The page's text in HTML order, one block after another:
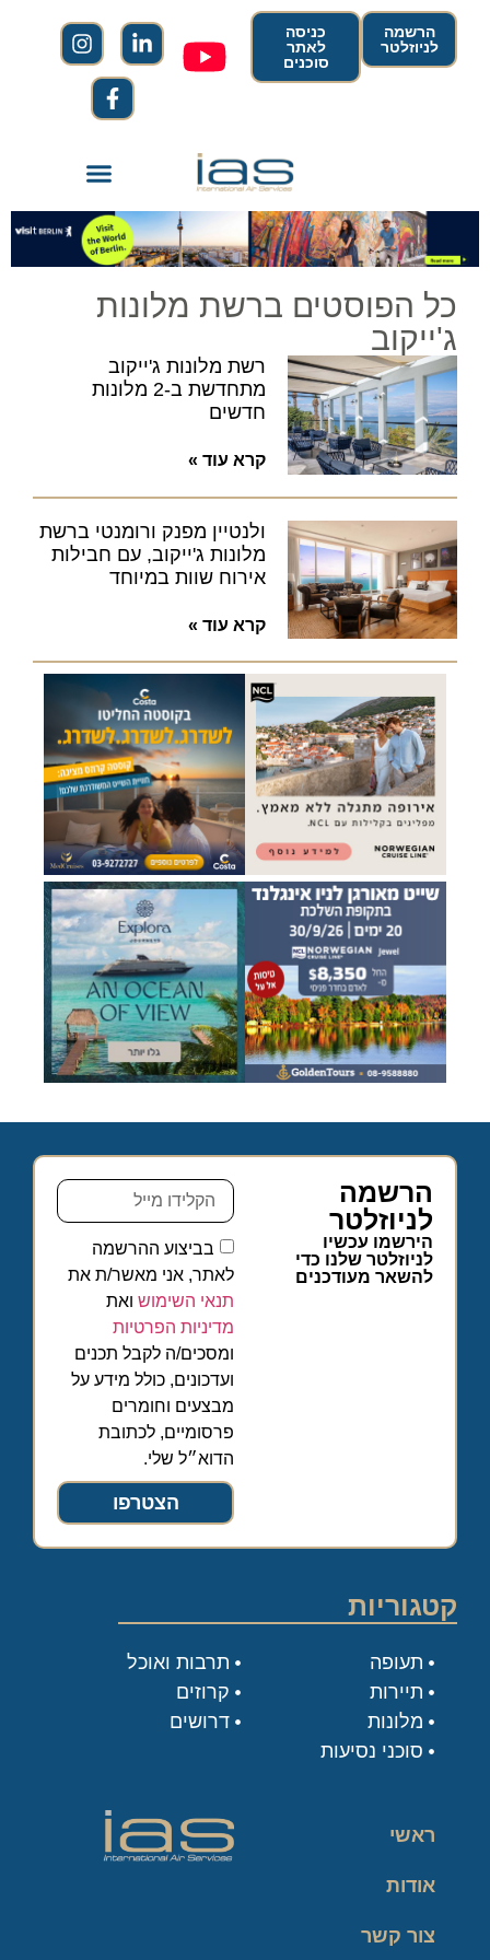
הרשמה
לניוזלטר
כניסה
לאתר
סוכנים
כל הפוסטים ברשת מלונות
ג'ייקוב
רשת מלונות ג'ייקוב
מתחדשת ב-2 מלונות
חדשים
קרא עוד »
ולנטיין מפנק ורומנטי ברשת
מלונות ג'ייקוב, עם חבילות
אירוח שוות במיוחד
קרא עוד »
הרשמה
לניוזלטר
הירשמו עכשיו
לניוזלטר שלנו כדי
להשאר מעודכנים
בביצוע ההרשמה
לאתר, אני מאשר/ת את
תנאי השימוש ואת
מדיניות הפרטיות
ומסכים/ה לקבל תכנים
ועדכונים, כולל מידע על
מבצעים וחומרים
פרסומיים, לכתובת
הדוא״ל שלי.
הצטרפו
קטגוריות
תעופה
תיירות
מלונות
סוכני נסיעות
תרבות ואוכל
קרוזים
דרושים
ראשי
אודות
צור קשר